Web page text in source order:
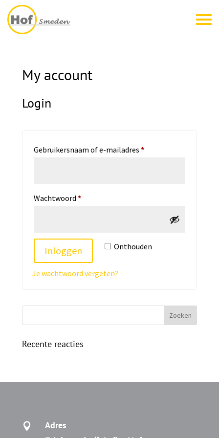
My account
Login
Gebruikersnaam of e-mailadres *Vereist
Wachtwoord *Vereist
Onthouden
Inloggen
Je wachtwoord vergeten?
Recente reacties
 Adres